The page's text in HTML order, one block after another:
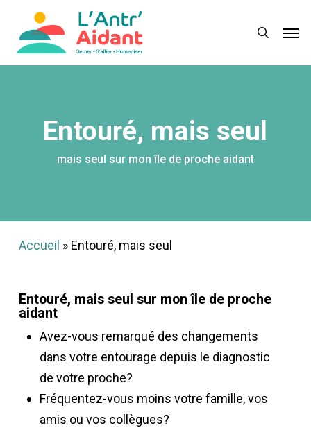
main
search
Entouré, mais seul
mais seul sur mon île de proche aidant
Accueil » Entouré, mais seul
Entouré, mais seul sur mon île de proche
aidant
Avez-vous remarqué des changements
dans votre entourage depuis le diagnostic
de votre proche?
Fréquentez-vous moins votre famille, vos
amis ou vos collègues?